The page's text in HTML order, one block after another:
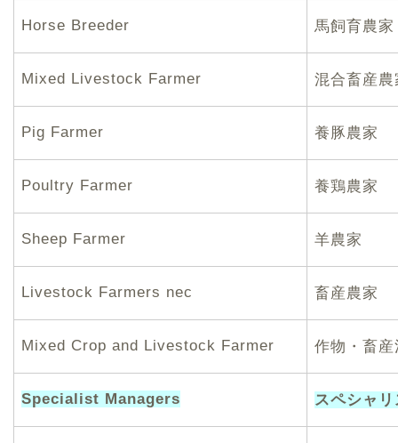
Horse Breeder 馬飼育農家
Mixed Livestock Farmer 混合畜産農
Pig Farmer 養豚農家
Poultry Farmer 養鶏農家
Sheep Farmer 羊農家
Livestock Farmers nec 畜産農家
Mixed Crop and Livestock Farmer 作物・畜
Specialist Managers スペシャ